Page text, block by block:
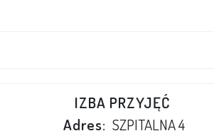
IZBA PRZYJĘĆ
Adres: SZPITALNA 4